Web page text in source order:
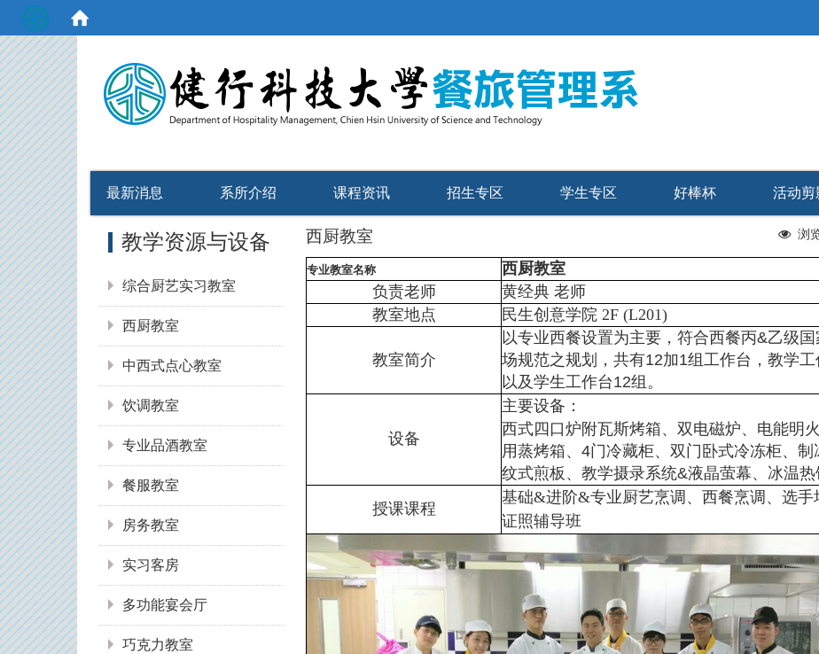
最新消息 系所介绍 课程资讯 招生专区 学生专区 好棒杯 活动剪
教学资源与设备
综合厨艺实习教室
西厨教室
中西式点心教室
饮调教室
专业品酒教室
餐服教室
房务教室
实习客房
多功能宴会厅
巧克力教室
浏
西厨教室
专业教室名称
西厨教室
负责老师
黄经典 老师
教室地点
民生创意学院 2F (L201)
教室简介
以专业西餐设置为主要，符合西餐丙&乙级
场规范之规划，共有12加1组工作台，教学工
以及学生工作台12组。
设备
主要设备：
西式四口炉附瓦斯烤箱、双电磁炉、电能明
用蒸烤箱、4门冷藏柜、双门卧式冷冻柜、制
纹式煎板、教学摄录系统&液晶萤幕、冰温
授课课程
基础&进阶&专业厨艺烹调、西餐烹调、选手
证照辅导班